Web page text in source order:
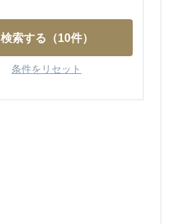
検索する （10件）
条件をリセット